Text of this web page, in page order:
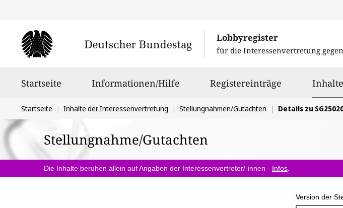
Lobbyregister
für die Interessenvertretung
Startseite Informationen/Hilfe Registereinträge
Sie
befinden
sich
hier:
Startseite Inhalte der Interessenvertretung Stellungnahmen/Gutachten Details zu
Stellungnahme/Gutachten
Die Inhalte beruhen allein auf Angaben der Interessenvertreter/-innen - Infos
Version der